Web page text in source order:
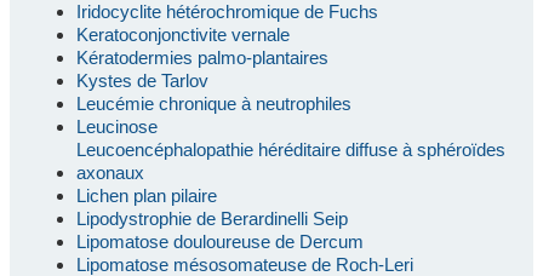
Iridocyclite hétérochromique de Fuchs
Keratoconjonctivite vernale
Kératodermies palmo-plantaires
Kystes de Tarlov
Leucémie chronique à neutrophiles
Leucinose
Leucoencéphalopathie héréditaire diffuse à sphéroïdes
axonaux
Lichen plan pilaire
Lipodystrophie de Berardinelli Seip
Lipomatose douloureuse de Dercum
Lipomatose mésosomateuse de Roch-Leri